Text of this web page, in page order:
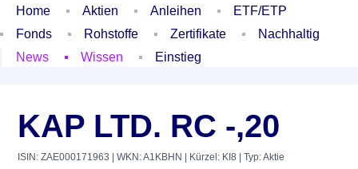
Home Aktien Anleihen
ETF/ETP
Fonds
Rohstoffe Zertifikate
Nachhaltig
News
Wissen Einstieg
KAP LTD. RC -,20
ISIN: ZAE000171963 | WKN: A1KBHN | Kürzel: KI8 | Typ: Aktie